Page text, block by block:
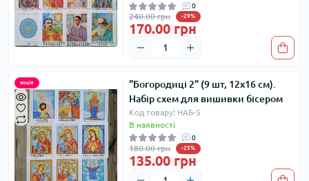
0
240.00 грн -29%
170.00 грн
акція
"Богородиці 2" (9 шт, 12х16 см).
Набір схем для вишивки бісером
Код товару: НАБ-5
В наявності
0
180.00 грн -25%
135.00 грн